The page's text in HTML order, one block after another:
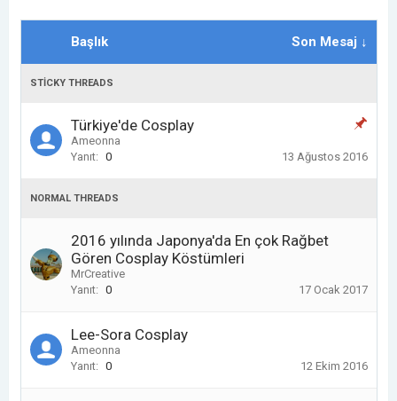
Başlık Son Mesaj ↓
STICKY THREADS
Türkiye'de Cosplay
Ameonna
Yanıt: 0 13 Ağustos 2016
NORMAL THREADS
2016 yılında Japonya'da En çok Rağbet
Gören Cosplay Köstümleri
MrCreative
Yanıt: 0 17 Ocak 2017
Lee-Sora Cosplay
Ameonna
Yanıt: 0 12 Ekim 2016